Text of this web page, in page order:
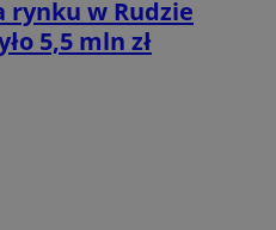
w Rudzie
5,5 mln zł